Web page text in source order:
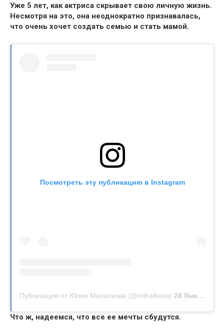
Уже 5 лет, как актриса скрывает свою личную жизнь.
Несмотря на это, она неоднократно признавалась,
что очень хочет создать семью и стать мамой.
Посмотреть эту публикацию в Instagram
Публикация от Юлия Михалкова (@mihalkova) 28 Янв 2020 в 10:33 PST
Что ж, надеемся, что все ее мечты сбудутся.